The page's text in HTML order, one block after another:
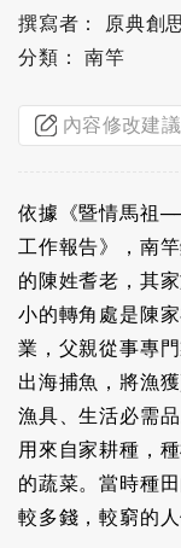
撰寫者： 原典創
分類： 南竿
內容修改建議
依據《暨情馬祖
工作報告》，南
的陳姓耆老，其
小的轉角處是陳
業，父親從事專
出海捕魚，將漁
漁具、生活必需
用來自家耕種，
的蔬菜。當時種
較多錢，較窮的